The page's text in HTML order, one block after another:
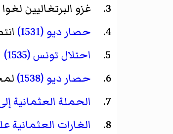
غزو البرتغاليين لغوا
حصار ديو (1531)
احتلال تونس (1535)
حصار ديو (1538)
الحملة العثمانية
الغارات العثمانية